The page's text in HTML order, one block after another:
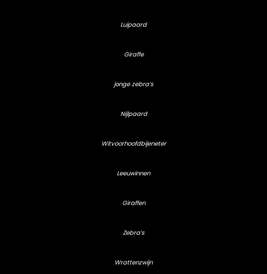
Luipaard
Giraffe
jonge zebra’s
Nijlpaard
Witvoorhoofdbijeneter
Leeuwinnen
Giraffen
Zebra’s
Wrattenzwijn